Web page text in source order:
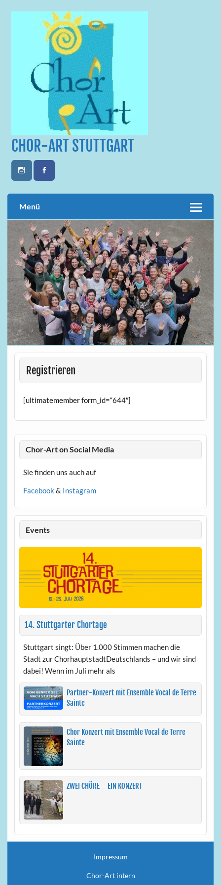
CHOR-ART STUTTGART
Menü
Registrieren
[ultimatemember form_id=“644″]
Chor-Art on Social Media
Sie finden uns auch auf
Facebook & Instagram
Events
14. Stuttgarter Chortage
Stuttgart singt: Über 1.000 Stimmen machen die
Stadt zur ChorhauptstadtDeutschlands – und wir sind
dabei! Wenn im Juli mehr als
Partner-Konzert mit Ensemble Vocal de Terre
Sainte
Chor Konzert mit Ensemble Vocal de Terre
Sainte
ZWEI CHÖRE – EIN KONZERT
Impressum
Chor-Art intern